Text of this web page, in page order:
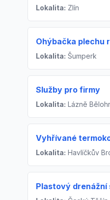
Lokalita: Zlín
Ohýbačka plechu
Lokalita: Šumperk
Služby pro firmy
Lokalita: Lázně
Vyhřívané
Lokalita: Havlíčkův
Plastový drenážní